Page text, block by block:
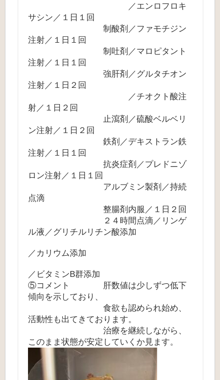
／エンロフロキ
サシン／１日１回
制酸剤／ファモチジン
注射／１日１回
制吐剤／マロピタント
注射／１日１回
強肝剤／グルタチオン
注射／１日２回
／チオクト酸注
射／１日２回
止瀉剤／硫酸ベルベリ
ン注射／１日２回
鉄剤／デキストラン鉄
注射／１日１回
抗炎症剤／プレドニゾ
ロン注射／１日１回
アルブミン製剤／持続
点滴
整腸剤内服／１日２回
２４時間点滴／リンゲ
ル液／グリチルリチン酸添加
／カリウム添加
／ビタミンB群添加
⑤コメント 肝数値は少しずつ低下
傾向を示しており、
食欲も認められ始め、
活動性も出てきております。
治療を継続しながら、
このまま状態が安定していくか見ます。